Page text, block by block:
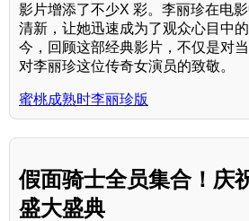
影片增添了不少X 彩。李丽珍在电
清新，让她迅速成为了观众心目中的
今，回顾这部经典影片，不仅是对
对李丽珍这位传奇女演员的致敬。
蜜桃成熟时李丽珍版
假面骑士全员集合！庆
盛大盛典